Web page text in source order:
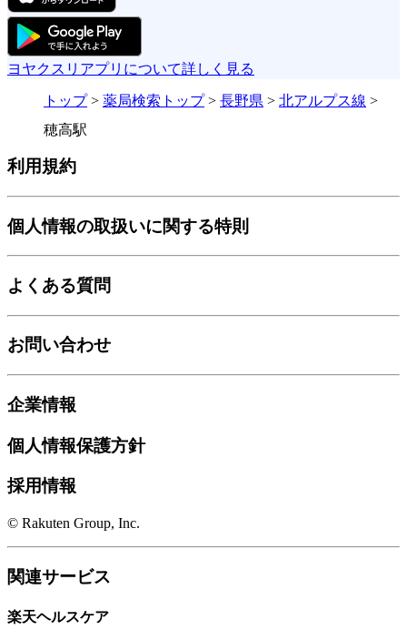
ヨヤクスリアプリについて詳しく見る
トップ> 薬局検索トップ> 長野県 > 北アルプス線 >
穂高駅
利用規約
個人情報の取扱いに関する特則
よくある質問
お問い合わせ
企業情報
個人情報保護方針
採用情報
© Rakuten Group, Inc.
関連サービス
楽天ヘルスケア